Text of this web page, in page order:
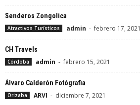
Senderos Zongolica
Atractivos Turísticos admin - febrero 17, 2021
CH Travels
Córdoba admin - febrero 15, 2021
Álvaro Calderón Fotógrafia
Orizaba ARVI - diciembre 7, 2021